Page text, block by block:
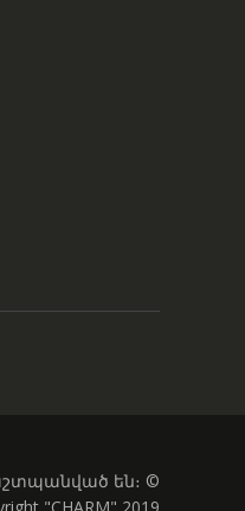
են։ ©
"CHARM" 2019